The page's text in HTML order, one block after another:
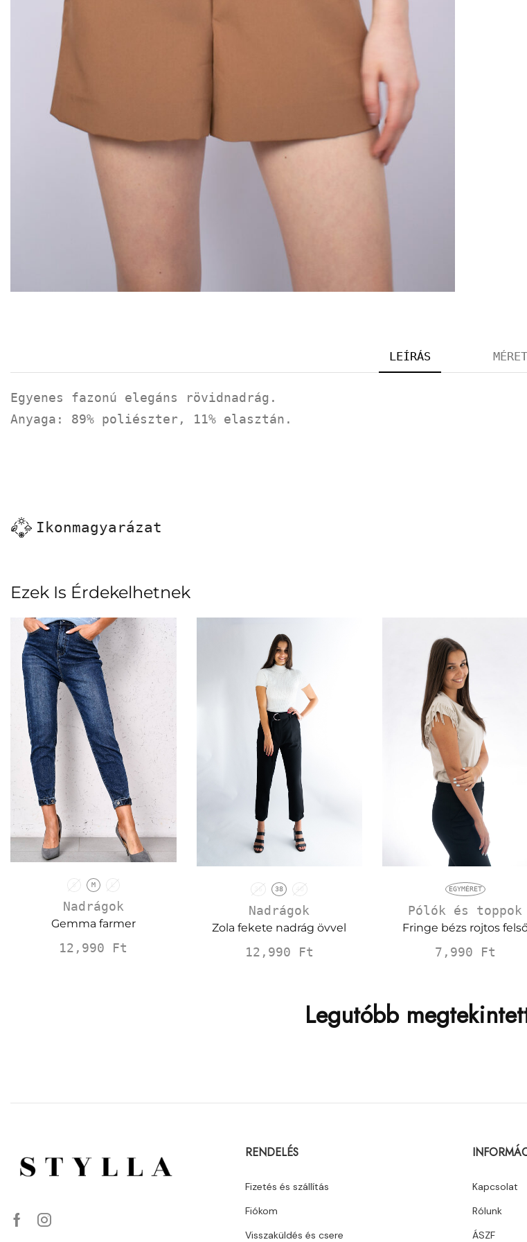
LEÍRÁS
Egyenes fazonú elegáns rövidnadrág.
Anyaga: 89% poliészter, 11% elasztán.
Ikonmagyarázat
Ezek Is Érdekelhetnek
S M L
Nadrágok
Gemma farmer
12,990 Ft
36 38 40
Nadrágok
Zola fekete nadrág övvel
12,990 Ft
EGYMÉRET
Pólók és toppok
Fringe bézs rojtos
7,990 Ft
Legutóbb
RENDELÉS
Fizetés és szállítás
Fiókom
Visszaküldés és csere
Kapcsolat
Rólunk
ÁSZF